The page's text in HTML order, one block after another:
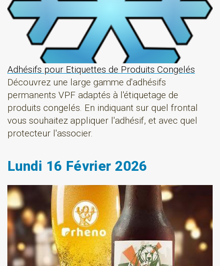
Adhésifs pour Etiquettes de Produits Congelés
Découvrez une large gamme d'adhésifs
permanents VPF adaptés à l'étiquetage de
produits congelés. En indiquant sur quel frontal
vous souhaitez appliquer l'adhésif, et avec quel
protecteur l'associer.
Lundi 16 Février 2026